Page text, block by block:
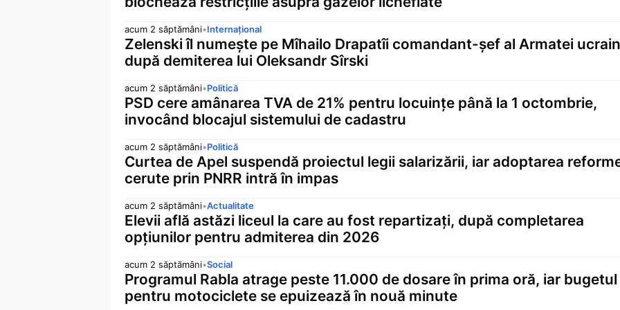
acum 2 săptămâni•Internațional
Zelenski îl numește pe Mîhailo Drapatîi comandant-șef al Armatei
după demiterea lui Oleksandr Sîrski
acum 2 săptămâni•Politică
PSD cere amânarea TVA de 21% pentru locuințe până la 1 octombrie,
invocând blocajul sistemului de cadastru
acum 2 săptămâni•Politică
Curtea de Apel suspendă proiectul legii salarizării, iar adoptarea
cerute prin PNRR intră în impas
acum 2 săptămâni•Actualitate
Elevii află astăzi liceul la care au fost repartizați, după completarea
opțiunilor pentru admiterea din 2026
acum 2 săptămâni•Social
Programul Rabla atrage peste 11.000 de dosare în prima oră, iar bugetul
pentru motociclete se epuizează în nouă minute